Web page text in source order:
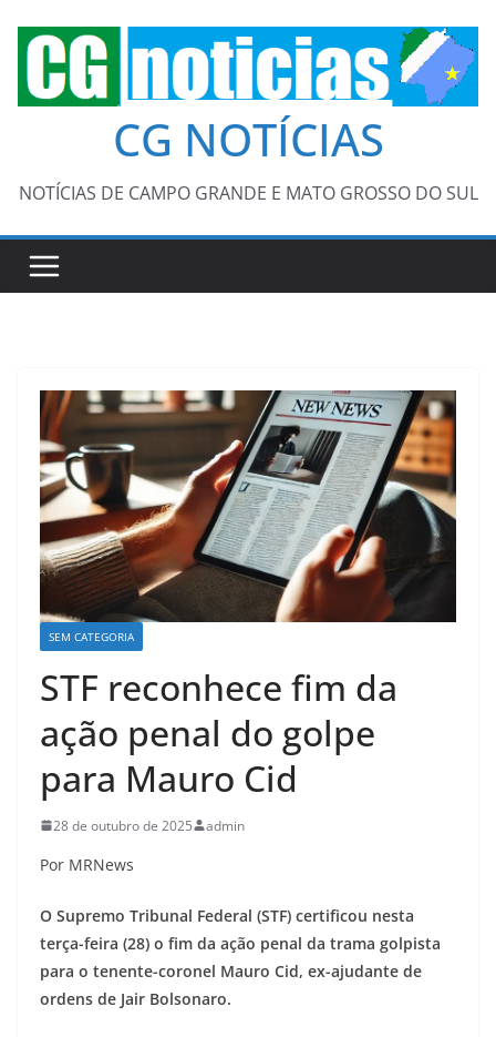
para
conteúdo
CG NOTÍCIAS
NOTÍCIAS DE CAMPO GRANDE E MATO GROSSO DO SUL
SEM CATEGORIA
STF reconhece fim da
ação penal do golpe
para Mauro Cid
28 de outubro de 2025 admin
Por MRNews
O Supremo Tribunal Federal (STF) certificou nesta
terça-feira (28) o fim da ação penal da trama golpista
para o tenente-coronel Mauro Cid, ex-ajudante de
ordens de Jair Bolsonaro.